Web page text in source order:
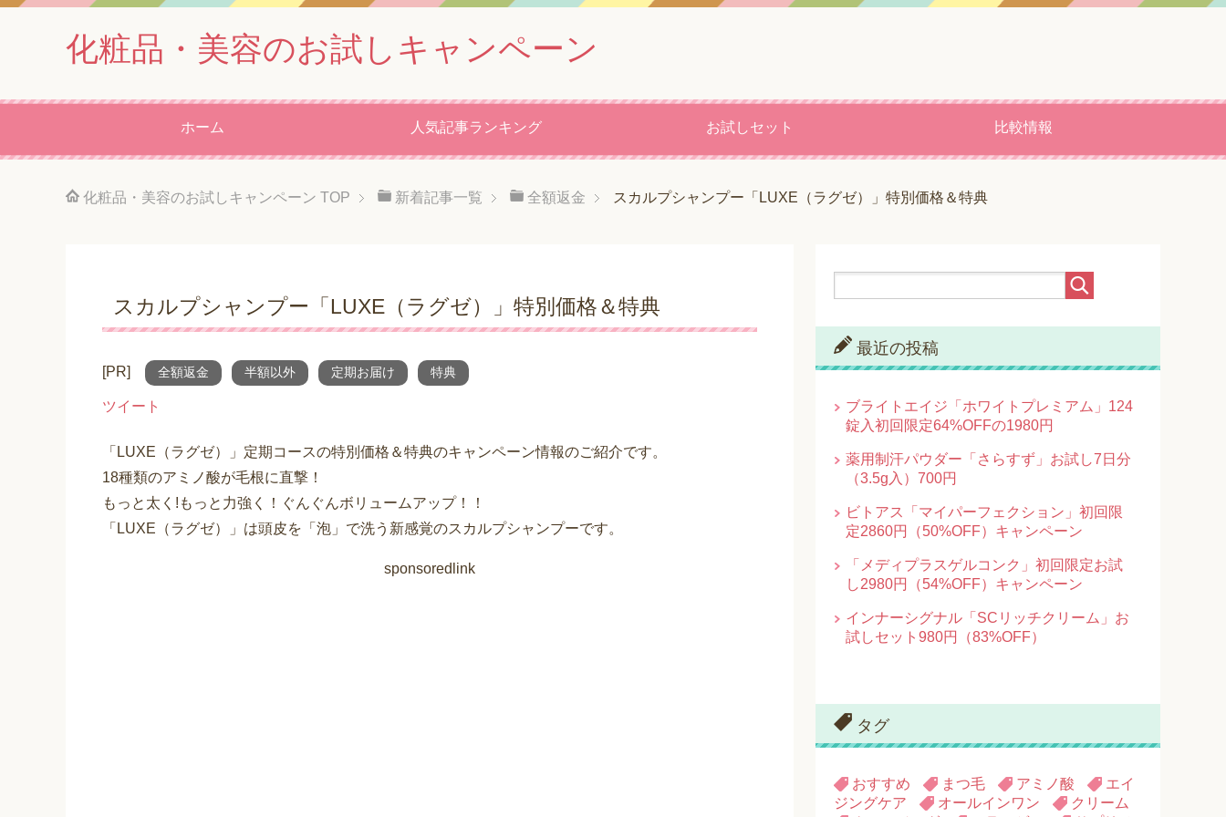
化粧品・美容のお試しキャンペーン
ホーム 人気記事ランキング お試しセット 比較情報
化粧品・美容のお試しキャンペーン TOP 新着記事一覧 全額返金 スカルプシャンプー「LUXE（ラグゼ）」特別価格＆特典
スカルプシャンプー「LUXE（ラグゼ）」特別価格＆特典
[PR] 全額返金 半額以外 定期お届け 特典
ツイート
「LUXE（ラグゼ）」定期コースの特別価格＆特典のキャンペーン情報のご紹介です。
18種類のアミノ酸が毛根に直撃！
もっと太く!もっと力強く！ぐんぐんボリュームアップ！！
「LUXE（ラグゼ）」は頭皮を「泡」で洗う新感覚のスカルプシャンプーです。
sponsoredlink
最近の投稿
ブライトエイジ「ホワイトプレミアム」124
錠入初回限定64%OFFの1980円
薬用制汗パウダー「さらすず」お試し7日分
（3.5g入）700円
ビトアス「マイパーフェクション」初回限
定2860円（50%OFF）キャンペーン
「メディプラスゲルコンク」初回限定お試
し2980円（54%OFF）キャンペーン
インナーシグナル「SCリッチクリーム」お
試しセット980円（83%OFF）
タグ
おすすめ まつ毛 アミノ酸
エイ
ジングケア
オールインワン
クリーム